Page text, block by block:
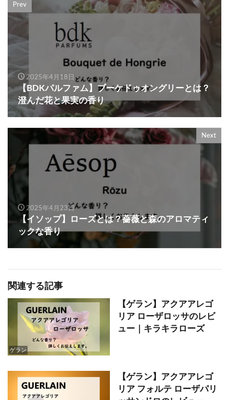
Prev
2025年4月18日
【BDKパルファム】ブーケドゥオングリーとは？
澄んだ花と果実の香り
Next
2025年4月23日
【イソップ】ローズとは？薔薇と森のアロマティ
ックな香り
関連する記事
ゲラン
【ゲラン】アクアアレゴ
リア ローザロッサのレビ
ュー｜キラキラローズ
【ゲラン】アクアアレゴ
リア フォルテ ローザパリ